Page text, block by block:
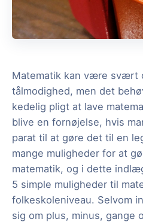
Matematik kan være svært
tålmodighed, men det
kedelig pligt at lave
blive en fornøjelse, hvis
parat til at gøre det til en
mange muligheder for at
matematik, og i dette
5 simple muligheder til
folkeskoleniveau. Selvom
sig om plus, minus, gange